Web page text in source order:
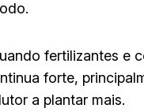
fertilizantes e
forte,
a plantar mais.